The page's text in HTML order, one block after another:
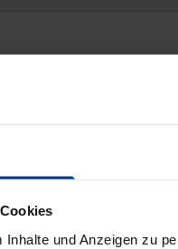
und Anzeigen zu
Geschichte
sind in zwölf
zum Teil auf
die Grundlage
Gemeinschaften